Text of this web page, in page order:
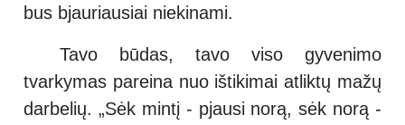
bus bjauriausiai niekinami.
Tavo būdas, tavo viso gyvenimo
tvarkymas pareina nuo ištikimai atliktų mažų
darbelių. „Sėk mintį - pjausi norą, sėk norą -